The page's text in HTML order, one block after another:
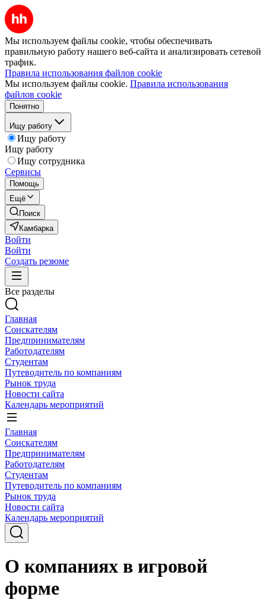
Мы используем файлы cookie, чтобы обеспечивать
правильную работу нашего веб-сайта и анализировать сетевой
трафик.
Правила использования файлов cookie
Мы используем файлы cookie. Правила использования
файлов cookie
Понятно
Ищу работу
Ищу работу
Ищу работу
Ищу сотрудника
Сервисы
Помощь
Ещё
Поиск
Камбарка
Войти
Войти
Создать резюме
Все разделы
Главная
Соискателям
Предпринимателям
Работодателям
Студентам
Путеводитель по компаниям
Рынок труда
Новости сайта
Календарь мероприятий
Главная
Соискателям
Предпринимателям
Работодателям
Студентам
Путеводитель по компаниям
Рынок труда
Новости сайта
Календарь мероприятий
О компаниях в игровой
форме